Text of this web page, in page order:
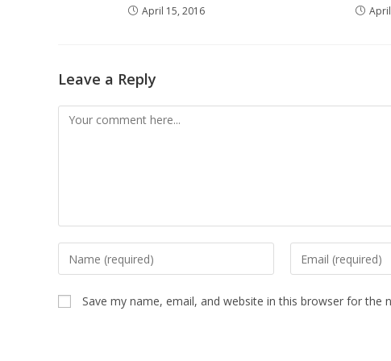
April 15, 2016
Leave a Reply
Comment
Enter
your
name
or
Enter
your
Save my name, email, and website in this browser for the